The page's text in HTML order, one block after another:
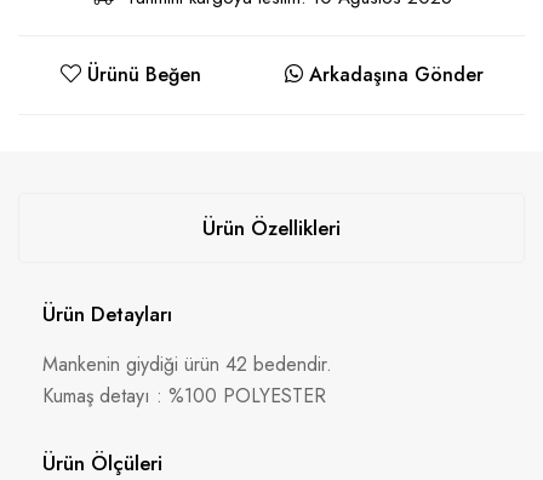
Ürünü Beğen Arkadaşına Gönder
Ürün Özellikleri
Ürün Detayları
Mankenin giydiği ürün 42 bedendir.
Kumaş detayı : %100 POLYESTER
Ürün Ölçüleri